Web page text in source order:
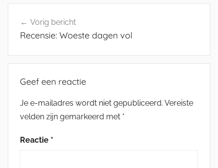
navigatie
Vorig bericht
Recensie: Woeste dagen vol
Geef een reactie
Je e-mailadres wordt niet gepubliceerd. Vereiste
velden zijn gemarkeerd met *
Reactie *